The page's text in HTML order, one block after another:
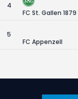
4
FC St. Gallen 1879
5
FC Appenzell